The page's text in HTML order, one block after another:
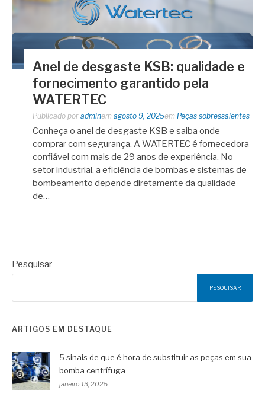
Anel de desgaste KSB: qualidade e
fornecimento garantido pela
WATERTEC
Publicado por adminem agosto 9, 2025em Peças sobressalentes
Conheça o anel de desgaste KSB e saiba onde
comprar com segurança. A WATERTEC é fornecedora
confiável com mais de 29 anos de experiência. No
setor industrial, a eficiência de bombas e sistemas de
bombeamento depende diretamente da qualidade
de…
Pesquisar
PESQUISAR
ARTIGOS EM DESTAQUE
5 sinais de que é hora de substituir as peças em sua
bomba centrífuga
janeiro 13, 2025